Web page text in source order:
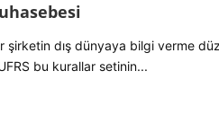
şirketin dış dünyaya bilgi verme
bu kurallar setinin...